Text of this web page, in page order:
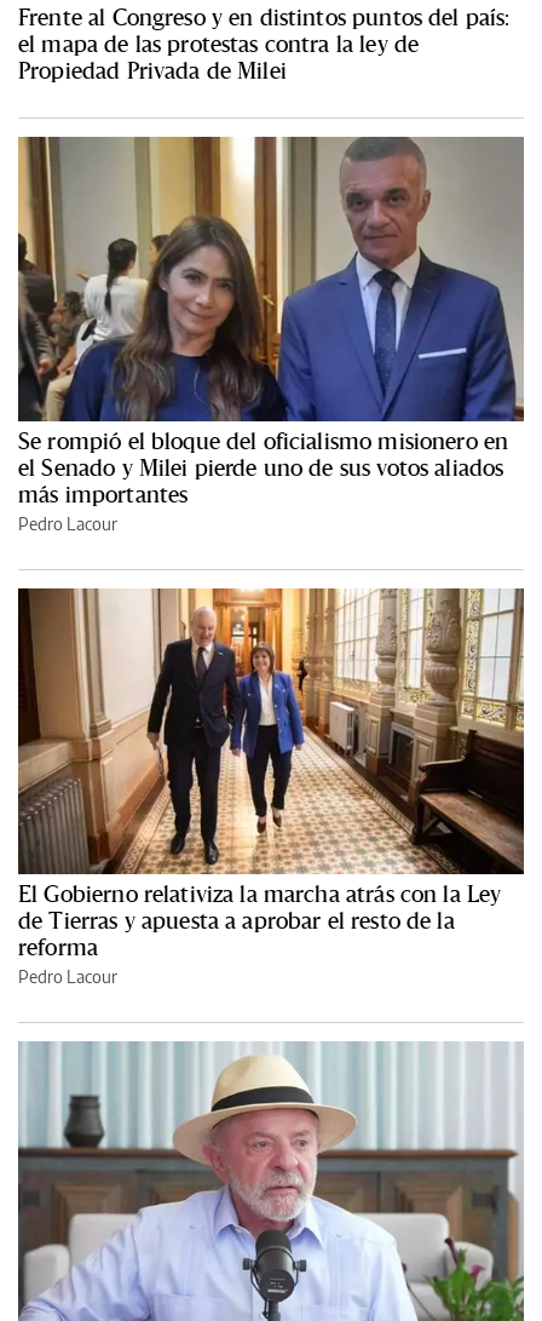
Frente al Congreso y en distintos puntos del país:
el mapa de las protestas contra la ley de
Propiedad Privada de Milei
Se rompió el bloque del oficialismo misionero en
el Senado y Milei pierde uno de sus votos aliados
más importantes
Pedro Lacour
El Gobierno relativiza la marcha atrás con la Ley
de Tierras y apuesta a aprobar el resto de la
reforma
Pedro Lacour